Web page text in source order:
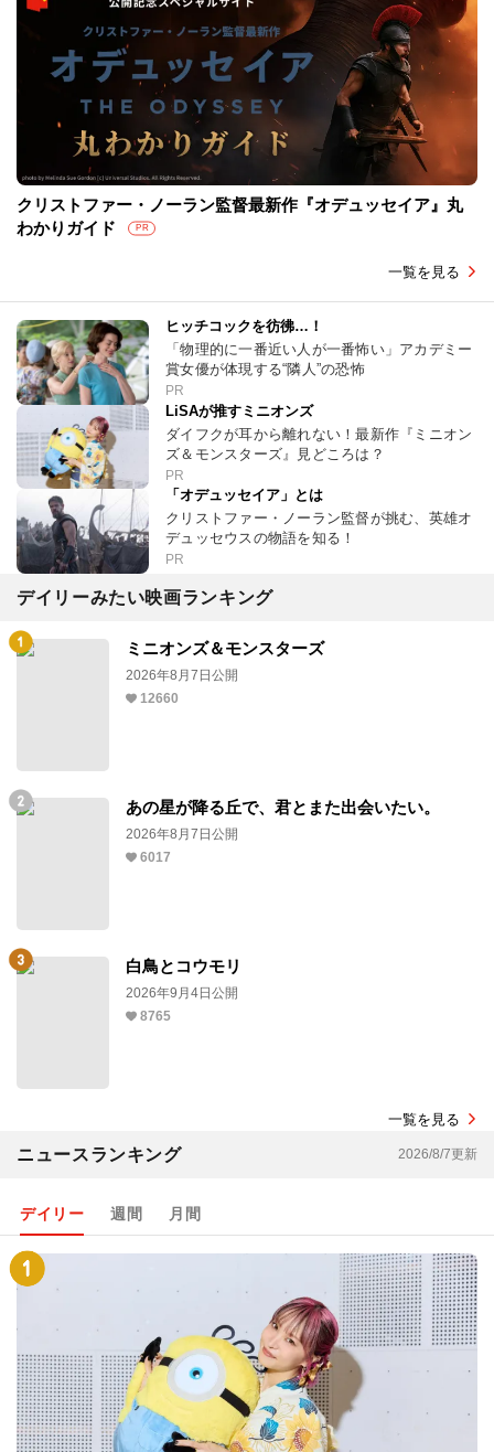
クリストファー・ノーラン監督最新作『オデュッセイア』丸
わかりガイド
PR
一覧を見る
ヒッチコックを彷彿…！
「物理的に一番近い人が一番怖い」アカデミー
賞女優が体現する“隣人”の恐怖
PR
LiSAが推すミニオンズ
ダイフクが耳から離れない！最新作『ミニオン
ズ＆モンスターズ』見どころは？
PR
「オデュッセイア」とは
クリストファー・ノーラン監督が挑む、英雄オ
デュッセウスの物語を知る！
PR
デイリーみたい映画ランキング
ミニオンズ＆モンスターズ
2026年8月7日公開
12660
あの星が降る丘で、君とまた出会いたい。
2026年8月7日公開
6017
白鳥とコウモリ
2026年9月4日公開
8765
一覧を見る
ニュースランキング 2026/8/7更新
デイリー 週間 月間